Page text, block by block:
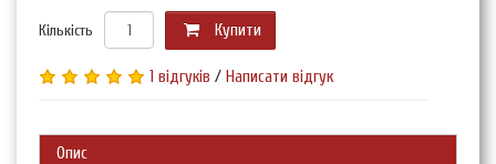
Кількість Купити
1 відгуків / Написати відгук
Опис